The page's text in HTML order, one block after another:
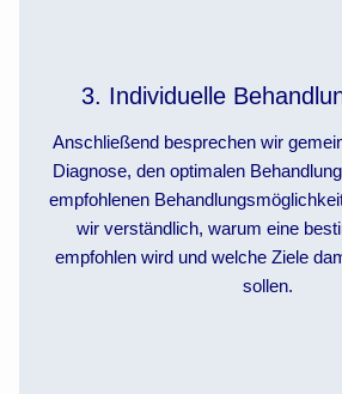
3. Individuelle
Anschließend besprechen wir
Diagnose, den optimalen
empfohlenen
wir verständlich, warum eine
empfohlen wird und welche Ziele
sollen.